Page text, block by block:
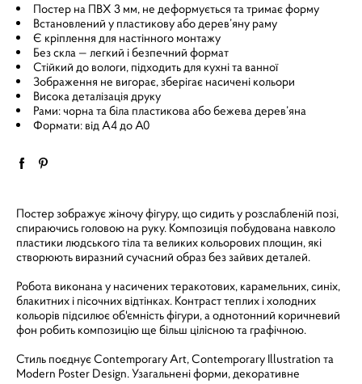
Постер на ПВХ 3 мм, не деформується та тримає форму
Встановлений у пластикову або дерев’яну раму
Є кріплення для настінного монтажу
Без скла — легкий і безпечний формат
Стійкий до вологи, підходить для кухні та ванної
Зображення не вигорає, зберігає насичені кольори
Висока деталізація друку
Рами: чорна та біла пластикова або бежева дерев’яна
Формати: від A4 до A0
Постер зображує жіночу фігуру, що сидить у розслабленій позі,
спираючись головою на руку. Композиція побудована навколо
пластики людського тіла та великих кольорових площин, які
створюють виразний сучасний образ без зайвих деталей.
Робота виконана у насичених теракотових, карамельних, синіх,
блакитних і пісочних відтінках. Контраст теплих і холодних
кольорів підсилює об'ємність фігури, а однотонний коричневий
фон робить композицію ще більш цілісною та графічною.
Стиль поєднує Contemporary Art, Contemporary Illustration та
Modern Poster Design. Узагальнені форми, декоративне